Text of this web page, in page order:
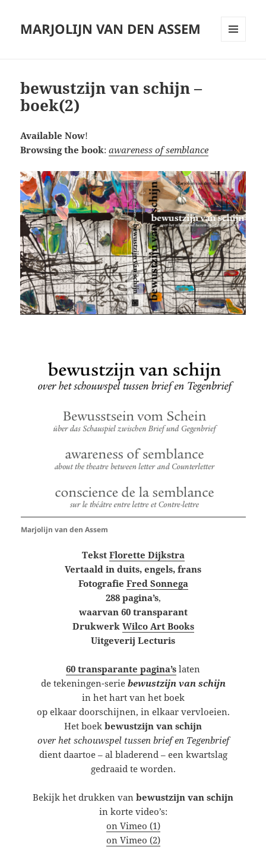
MARJOLIJN VAN DEN ASSEM
bewustzijn van schijn –
boek(2)
Available Now!
Browsing the book:awareness of semblance
Marjolijn van den Assem
Tekst Florette Dijkstra
Vertaald in duits, engels, frans
Fotografie Fred Sonnega
288 pagina’s,
waarvan 60 transparant
Drukwerk Wilco Art Books
Uitgeverij Lecturis
60 transparante pagina’s laten
de tekeningen-serie bewustzijn van schijn
in het hart van het boek
op elkaar doorschijnen, in elkaar vervloeien.
Het boek bewustzijn van schijn
over het schouwspel tussen brief en Tegenbrief
dient daartoe – al bladerend – een kwartslag
gedraaid te worden.
Bekijk het drukken van bewustzijn van schijn
in korte video’s:
on Vimeo (1)
on Vimeo (2)